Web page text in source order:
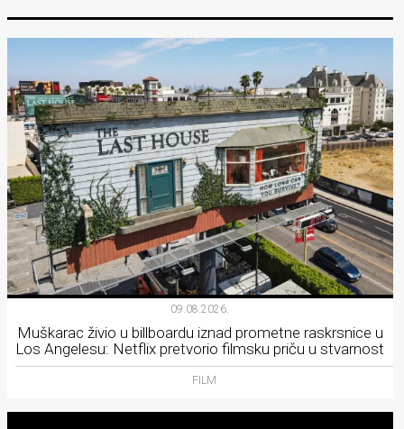
09.08.2026.
Muškarac živio u billboardu iznad prometne raskrsnice u
Los Angelesu: Netflix pretvorio filmsku priču u stvarnost
FILM